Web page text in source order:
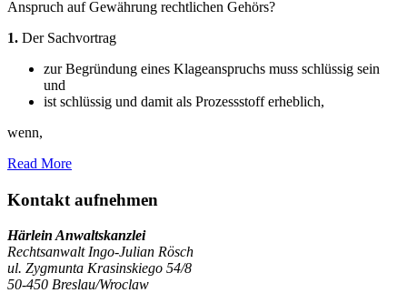
Anspruch auf Gewährung rechtlichen Gehörs?
1. Der Sachvortrag
zur Begründung eines Klageanspruchs muss schlüssig sein
und
ist schlüssig und damit als Prozessstoff erheblich,
wenn,
Read More
Kontakt aufnehmen
Härlein Anwaltskanzlei
Rechtsanwalt Ingo-Julian Rösch
ul. Zygmunta Krasinskiego 54/8
50-450 Breslau/Wroclaw